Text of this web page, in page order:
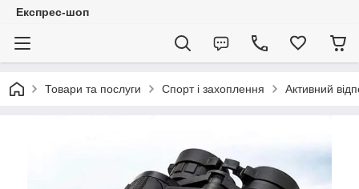
Експрес-шоп
Товари та послуги Спорт і захоплення Активний